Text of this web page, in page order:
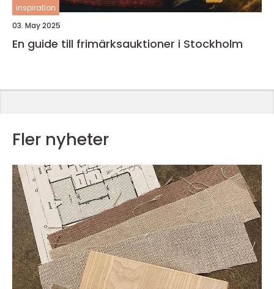
inspiration
03. May 2025
En guide till frimärksauktioner i Stockholm
Fler nyheter